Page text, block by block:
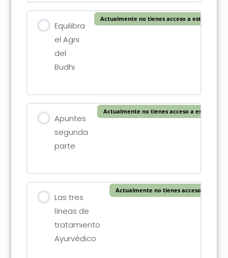
Equilibra
el Agni
del
Budhi
Actualmente no tienes acceso a este
Apuntes
segunda
parte
Actualmente no tienes acceso a este
Las tres
líneas de
tratamiento
Ayurvédico
Actualmente no tienes acceso a este